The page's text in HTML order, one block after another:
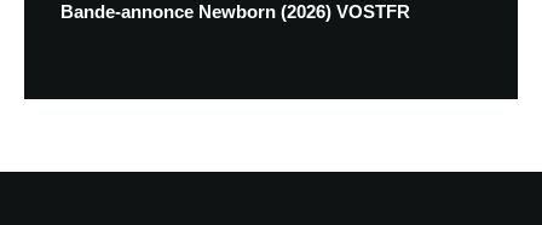
Bande-annonce Newborn (2026) VOSTFR